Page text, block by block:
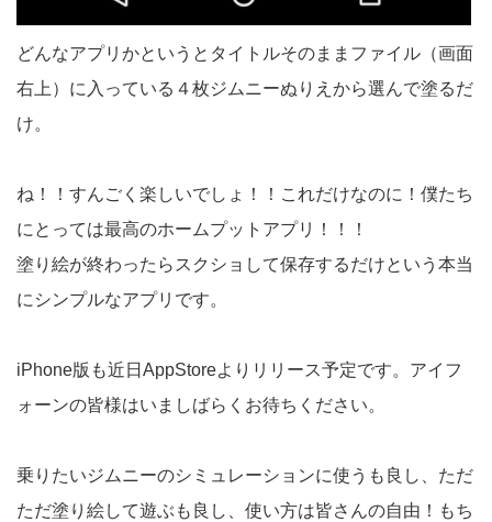
どんなアプリかというとタイトルそのままファイル（画面
右上）に入っている４枚ジムニーぬりえから選んで塗るだ
け。
ね！！すんごく楽しいでしょ！！これだけなのに！僕たち
にとっては最高のホームプットアプリ！！！
塗り絵が終わったらスクショして保存するだけという本当
にシンプルなアプリです。
iPhone版も近日AppStoreよりリリース予定です。アイフ
ォーンの皆様はいましばらくお待ちください。
乗りたいジムニーのシミュレーションに使うも良し、ただ
ただ塗り絵して遊ぶも良し、使い方は皆さんの自由！もち